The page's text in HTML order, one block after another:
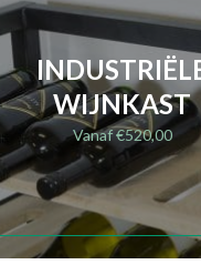
WIJNKAST
Vanaf€520,00